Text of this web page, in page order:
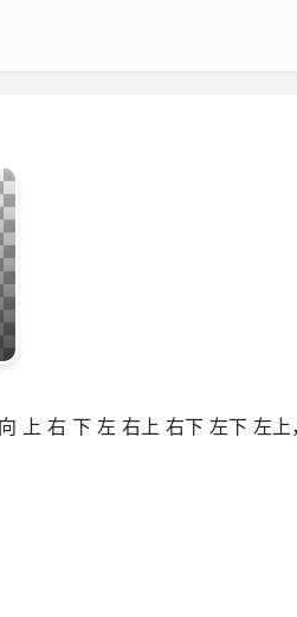
上 右 下 左 右上 右下 左下 左上